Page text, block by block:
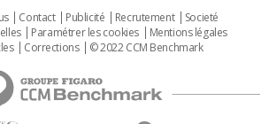
Contact Publicité Recrutement
Societé
Paramétrer les cookies
Mentions légales
Corrections © 2022 CCM Benchmark